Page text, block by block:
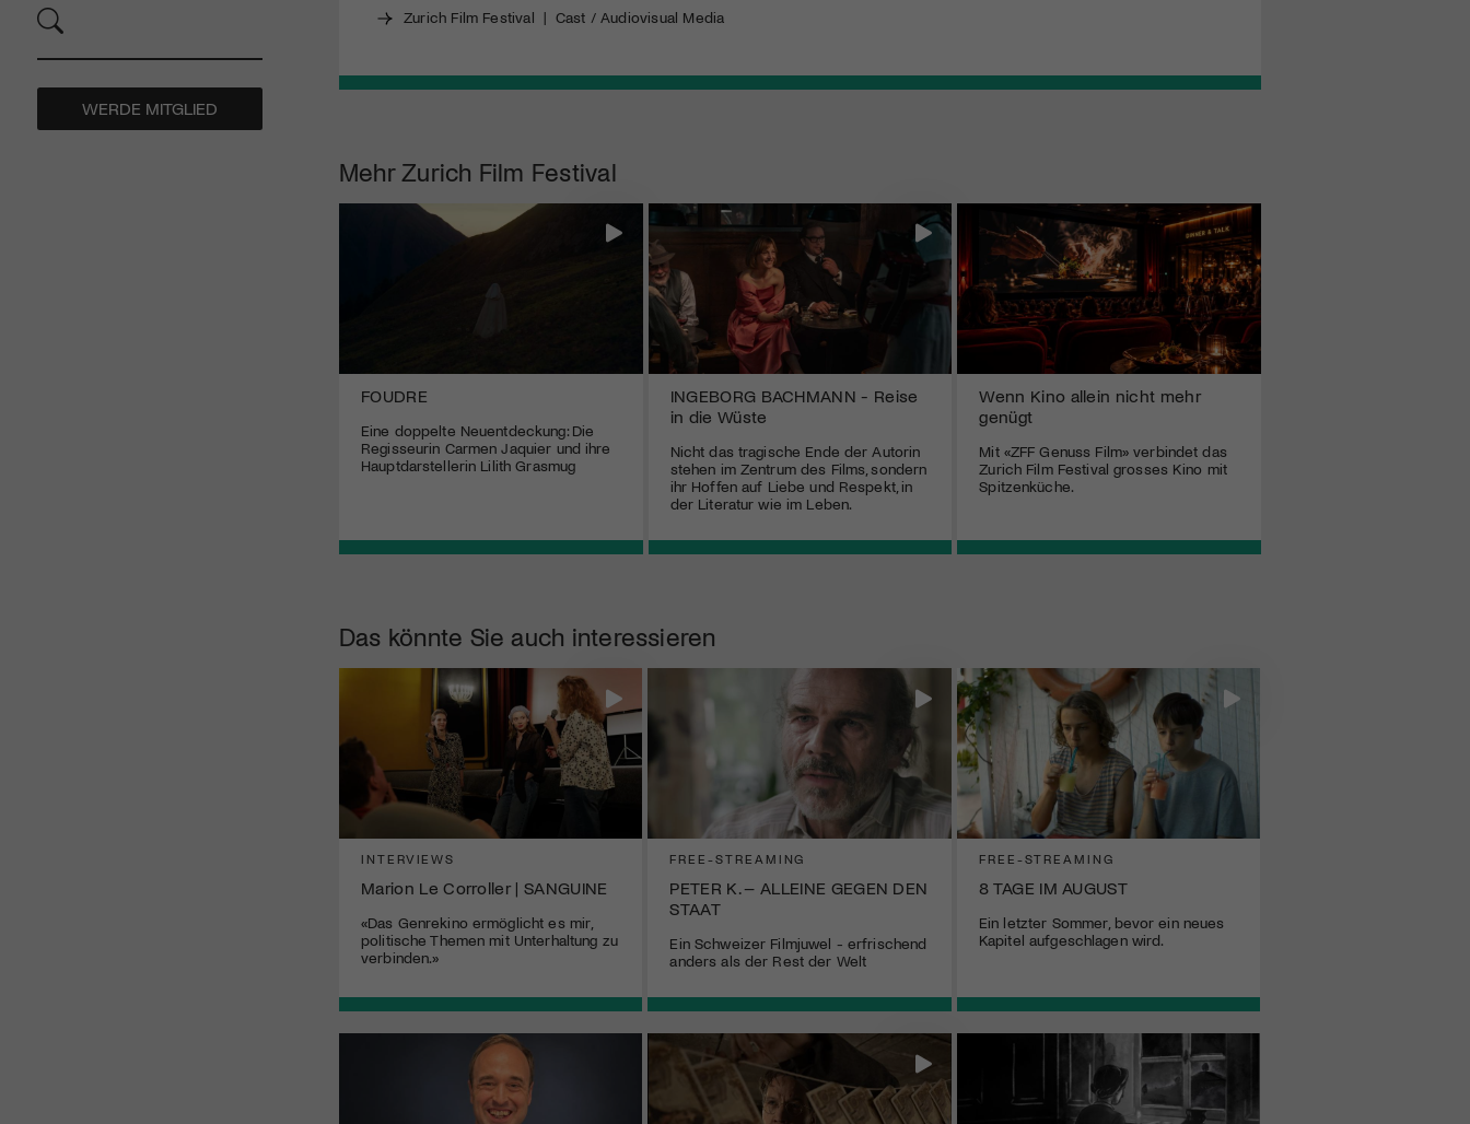
WERDE MITGLIED
Zurich Film Festival | Cast / Audiovisual Media
Mehr Zurich Film Festival
FOUDRE
Eine doppelte Neuentdeckung: Die
Regisseurin Carmen Jaquier und ihre
Hauptdarstellerin Lilith Grasmug
INGEBORG BACHMANN - Reise
in die Wüste
Nicht das tragische Ende der Autorin
stehen im Zentrum des Films, sondern
ihr Hoffen auf Liebe und Respekt, in
der Literatur wie im Leben.
Wenn Kino allein nicht mehr
genügt
Mit «ZFF Genuss Film» verbindet das
Zurich Film Festival grosses Kino mit
Spitzenküche.
Das könnte Sie auch interessieren
INTERVIEWS
Marion Le Corroller | SANGUINE
«Das Genrekino ermöglicht es mir,
politische Themen mit Unterhaltung zu
verbinden.»
FREE-STREAMING
PETER K. – ALLEINE GEGEN DEN
STAAT
Ein Schweizer Filmjuwel - erfrischend
anders als der Rest der Welt
FREE-STREAMING
8 TAGE IM AUGUST
Ein letzter Sommer, bevor ein neues
Kapitel aufgeschlagen wird.